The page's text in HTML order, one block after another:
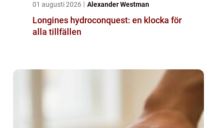
01 augusti 2026 Alexander Westman
Longines hydroconquest: en klocka för
alla tillfällen